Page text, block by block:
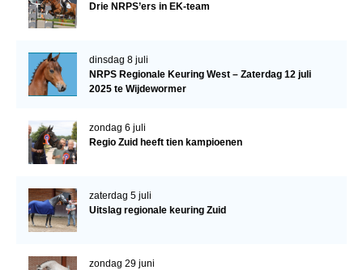
Drie NRPS’ers in EK-team
dinsdag 8 juli
NRPS Regionale Keuring West – Zaterdag 12 juli
2025 te Wijdewormer
zondag 6 juli
Regio Zuid heeft tien kampioenen
zaterdag 5 juli
Uitslag regionale keuring Zuid
zondag 29 juni